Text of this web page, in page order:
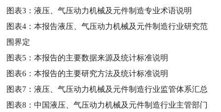
图表3：液压、气压动力机械及元件制造专业术语说明
图表4：本报告液压、气压动力机械及元件制造行业研究范
围界定
图表5：本报告的主要数据来源及统计标准说明
图表6：本报告的主要研究方法及统计标准说明
图表7：液压、气压动力机械及元件制造行业监管体系汇总
图表8：中国液压、气压动力机械及元件制造行业主管部门